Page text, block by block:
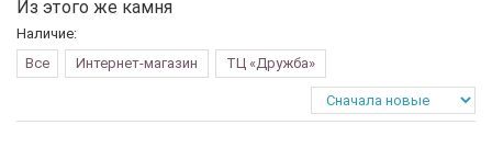
Из этого же камня
Наличие:
Все
Интернет-магазин ТЦ «Дружба»